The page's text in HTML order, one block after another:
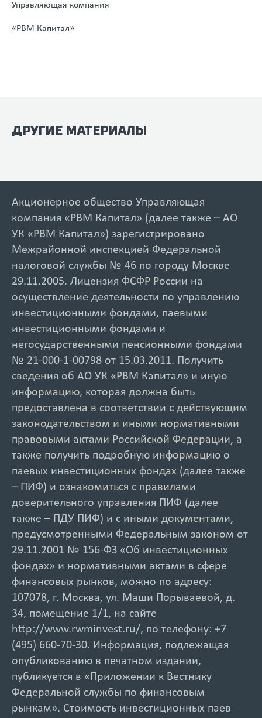
Управляющая компания
«РВМ Капитал»
ДРУГИЕ МАТЕРИАЛЫ
Акционерное общество Управляющая
компания «РВМ Капитал» (далее также – АО
УК «РВМ Капитал») зарегистрировано
Межрайонной инспекцией Федеральной
налоговой службы № 46 по городу Москве
29.11.2005. Лицензия ФСФР России на
осуществление деятельности по управлению
инвестиционными фондами, паевыми
инвестиционными фондами и
негосударственными пенсионными фондами
№ 21-000-1-00798 от 15.03.2011. Получить
сведения об АО УК «РВМ Капитал» и иную
информацию, которая должна быть
предоставлена в соответствии с действующим
законодательством и иными нормативными
правовыми актами Российской Федерации, а
также получить подробную информацию о
паевых инвестиционных фондах (далее также
– ПИФ) и ознакомиться с правилами
доверительного управления ПИФ (далее
также – ПДУ ПИФ) и с иными документами,
предусмотренными Федеральным законом от
29.11.2001 № 156-ФЗ «Об инвестиционных
фондах» и нормативными актами в сфере
финансовых рынков, можно по адресу:
107078, г. Москва, ул. Маши Порываевой, д.
34, помещение 1/1, на сайте
http://www.rwminvest.ru/, по телефону: +7
(495) 660-70-30. Информация, подлежащая
опубликованию в печатном издании,
публикуется в «Приложении к Вестнику
Федеральной службы по финансовым
рынкам». Стоимость инвестиционных паев